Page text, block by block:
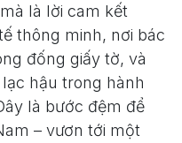
là lời cam kết
thông minh, nơi bác
đống giấy tờ, và
hậu trong hành
là bước đệm để
– vươn tới một